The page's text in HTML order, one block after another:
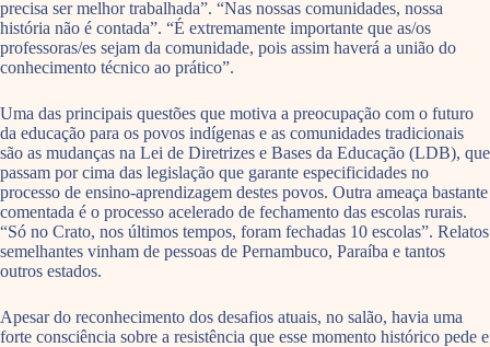
precisa ser melhor trabalhada”. “Nas nossas comunidades, nossa
história não é contada”. “É extremamente importante que as/os
professoras/es sejam da comunidade, pois assim haverá a união do
conhecimento técnico ao prático”.
Uma das principais questões que motiva a preocupação com o futuro
da educação para os povos indígenas e as comunidades tradicionais
são as mudanças na Lei de Diretrizes e Bases da Educação (LDB), que
passam por cima das legislação que garante especificidades no
processo de ensino-aprendizagem destes povos. Outra ameaça bastante
comentada é o processo acelerado de fechamento das escolas rurais.
“Só no Crato, nos últimos tempos, foram fechadas 10 escolas”. Relatos
semelhantes vinham de pessoas de Pernambuco, Paraíba e tantos
outros estados.
Apesar do reconhecimento dos desafios atuais, no salão, havia uma
forte consciência sobre a resistência que esse momento histórico pede e